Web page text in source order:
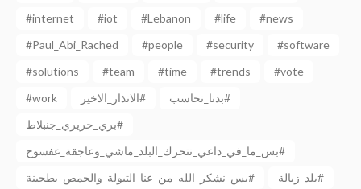
#internet
#iot #Lebanon #life
#news
#Paul_Abi_Rached
#people #security
#software
#solutions
#team #time #trends
#vote
#work
الانذار_الاخير#
بدنا_نحاسب#
بري_حريري_جنبلاط#
بس_ما_في_داعي_نتحرك_البلد_ماشي_وعاجقة_عفسوح#
بس_نشكر_الله_من_عنا_التبولة_والحمص_بطحينة#
بلد_زبالة#